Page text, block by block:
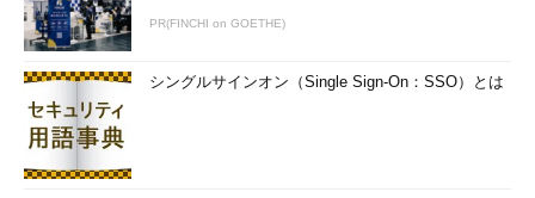
PR(FINCHI on GOETHE)
シングルサインオン（Single Sign-On：SSO）とは